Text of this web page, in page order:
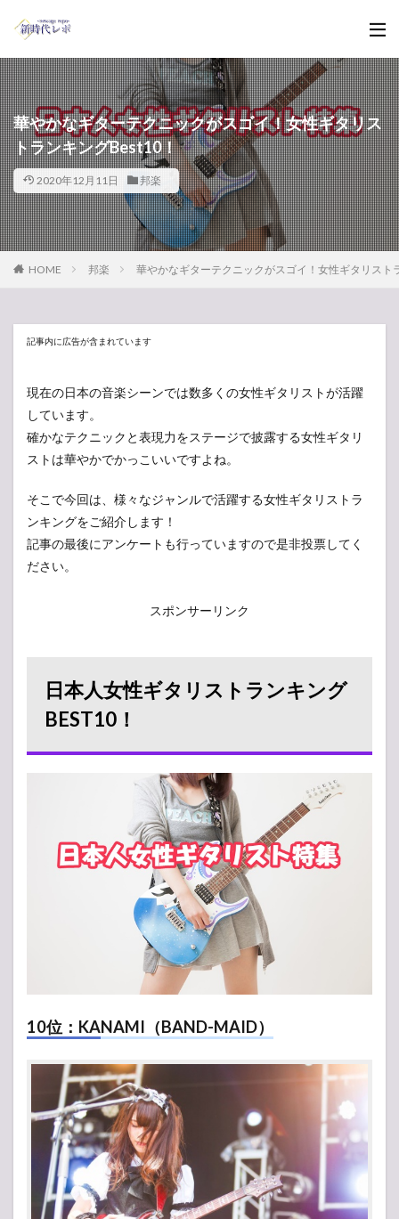
華やかなギターテクニックがスゴイ！女性ギタリス
トランキングBest10！
2020年12月11日 邦楽
HOME 邦楽 華やかなギターテクニックがスゴイ！女性ギタリスト
記事内に広告が含まれています
現在の日本の音楽シーンでは数多くの女性ギタリストが活躍
しています。
確かなテクニックと表現力をステージで披露する女性ギタリ
ストは華やかでかっこいいですよね。
そこで今回は、様々なジャンルで活躍する女性ギタリストラ
ンキングをご紹介します！
記事の最後にアンケートも行っていますので是非投票してく
ださい。
スポンサーリンク
日本人女性ギタリストランキング
BEST10！
10位：KANAMI（BAND-MAID）